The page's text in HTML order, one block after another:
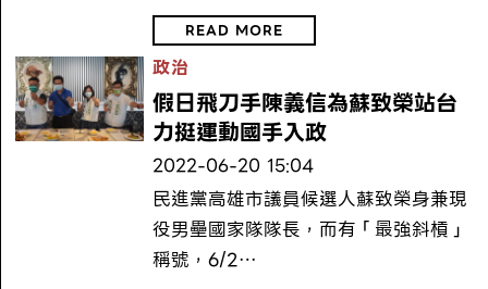
READ MORE
政治
假日飛刀手陳義信為蘇致榮站台
力挺運動國手入政
2022-06-20 15:04
民進黨高雄市議員候選人蘇致榮身兼現
役男壘國家隊隊長，而有「最強斜槓」
稱號，6/2…